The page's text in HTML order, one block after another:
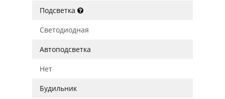
Подсветка
Светодиодная
Автоподсветка
Нет
Будильник